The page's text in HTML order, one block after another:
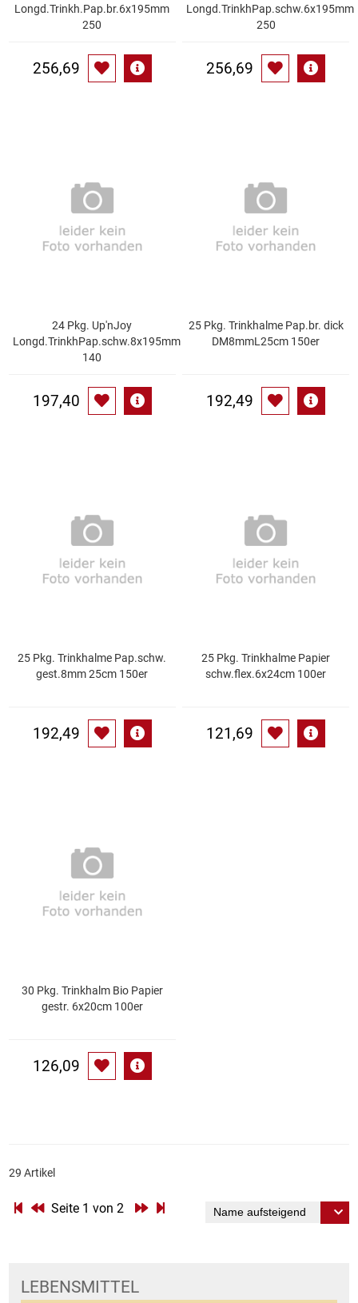
Spirituosen
Tischkultur
Trocken-/Backfrüchte
Waffeln / Kekse
Zucker / Süßstoffe
LEBENSMITTEL
Longd.Trinkh.Pap.br.6x195mm
250
256,69
Longd.TrinkhPap.schw.6x195mm
250
256,69
24 Pkg. Up'nJoy
Longd.TrinkhPap.schw.8x195mm
140
197,40
25 Pkg. Trinkhalme Pap.br. dick
DM8mmL25cm 150er
192,49
25 Pkg. Trinkhalme Pap.schw.
gest.8mm 25cm 150er
192,49
25 Pkg. Trinkhalme Papier
schw.flex.6x24cm 100er
121,69
30 Pkg. Trinkhalm Bio Papier
gestr. 6x20cm 100er
126,09
29 Artikel
Seite 1 von 2